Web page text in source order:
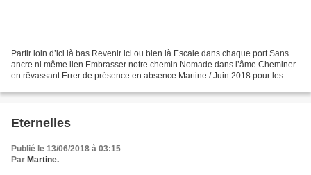
Partir loin d’ici là bas Revenir ici ou bien là Escale dans chaque port Sans
ancre ni même lien Embrasser notre chemin Nomade dans l’âme Cheminer
en rêvassant Errer de présence en absence Martine / Juin 2018 pour les
Eternelles
Publié le 13/06/2018 à 03:15
Par Martine.